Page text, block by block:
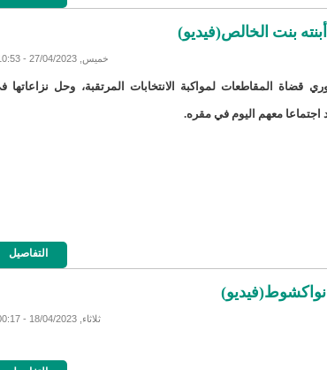
"شنقيتل" تعلن عن تعاون جديد مع شركة belN الاعلامية/إينشيري
"شنقيتل" تعلن عن تعاون جديد مع شركة belN الاعلامية/إينشيري
ماينيغ“/إينشيري
بئر تنقيب (أسماء)/إينشيري
"موف موريتل"توزع سلالا غذائية على مئات الأسر
بنت الخالص(فيديو)
خميس, 27/04/2023 - 10:53
قضاة المقاطعات لمواكبة الانتخابات المرتقبة، وحل نزاعاتها
اجتماعا معهم اليوم في مقره.
التفاصيل
ثلاثاء, 18/04/2023 - 00:17